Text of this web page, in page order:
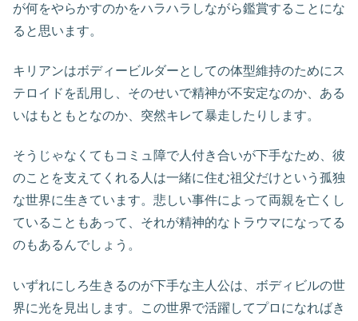
が何をやらかすのかをハラハラしながら鑑賞することにな
ると思います。
キリアンはボディービルダーとしての体型維持のためにス
テロイドを乱用し、そのせいで精神が不安定なのか、ある
いはもともとなのか、突然キレて暴走したりします。
そうじゃなくてもコミュ障で人付き合いが下手なため、彼
のことを支えてくれる人は一緒に住む祖父だけという孤独
な世界に生きています。悲しい事件によって両親を亡くし
ていることもあって、それが精神的なトラウマになってる
のもあるんでしょう。
いずれにしろ生きるのが下手な主人公は、ボディビルの世
界に光を見出します。この世界で活躍してプロになればき